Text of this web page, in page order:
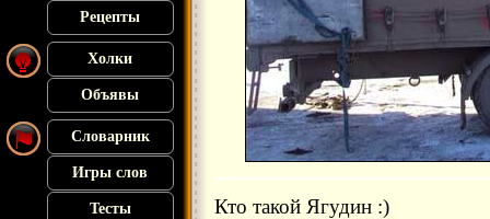
Рецепты
Холки
Объявы
Словарник
Игры слов
Тесты Кто такой Ягудин :)